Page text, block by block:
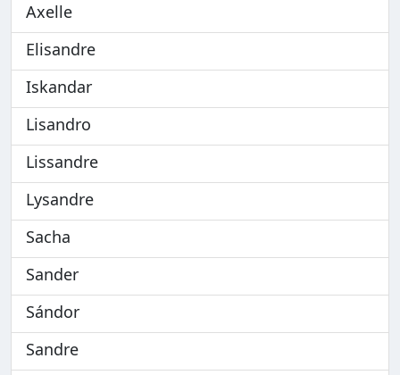
Axelle
Elisandre
Iskandar
Lisandro
Lissandre
Lysandre
Sacha
Sander
Sándor
Sandre